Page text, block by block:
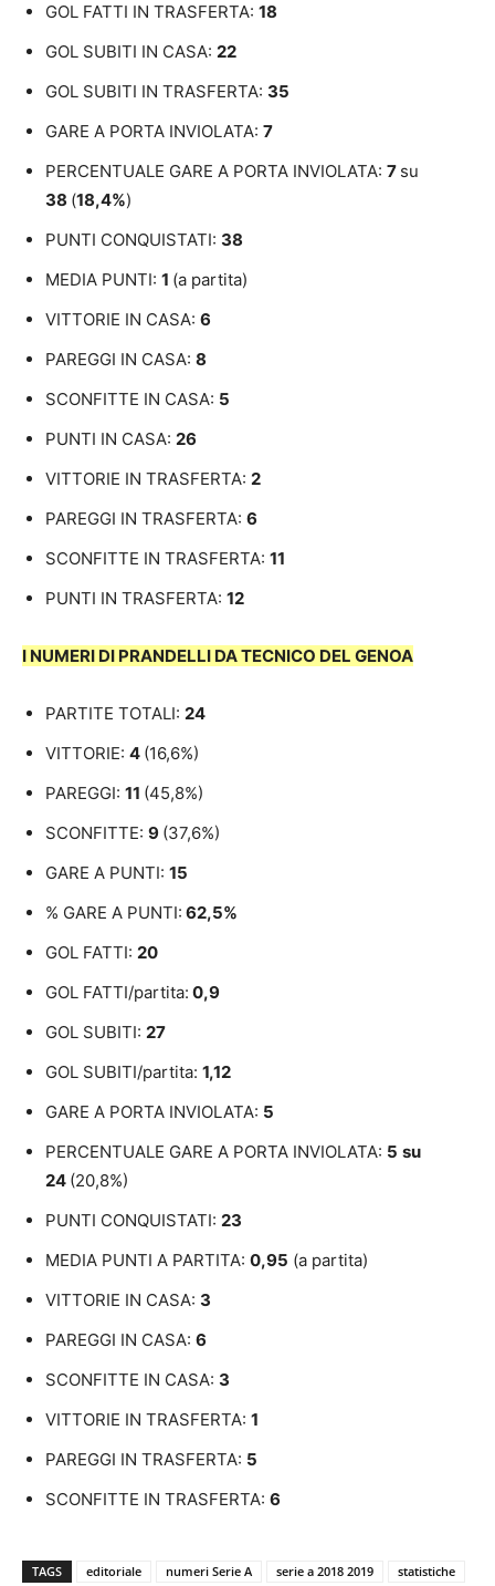
GOL FATTI IN TRASFERTA: 18
GOL SUBITI IN CASA: 22
GOL SUBITI IN TRASFERTA: 35
GARE A PORTA INVIOLATA: 7
PERCENTUALE GARE A PORTA INVIOLATA: 7 su
38 (18,4%)
PUNTI CONQUISTATI: 38
MEDIA PUNTI: 1 (a partita)
VITTORIE IN CASA: 6
PAREGGI IN CASA: 8
SCONFITTE IN CASA: 5
PUNTI IN CASA: 26
VITTORIE IN TRASFERTA: 2
PAREGGI IN TRASFERTA: 6
SCONFITTE IN TRASFERTA: 11
PUNTI IN TRASFERTA: 12
I NUMERI DI PRANDELLI DA TECNICO DEL GENOA
PARTITE TOTALI: 24
VITTORIE: 4 (16,6%)
PAREGGI: 11 (45,8%)
SCONFITTE: 9 (37,6%)
GARE A PUNTI: 15
% GARE A PUNTI: 62,5%
GOL FATTI: 20
GOL FATTI/partita: 0,9
GOL SUBITI: 27
GOL SUBITI/partita: 1,12
GARE A PORTA INVIOLATA: 5
PERCENTUALE GARE A PORTA INVIOLATA: 5 su
24 (20,8%)
PUNTI CONQUISTATI: 23
MEDIA PUNTI A PARTITA: 0,95 (a partita)
VITTORIE IN CASA: 3
PAREGGI IN CASA: 6
SCONFITTE IN CASA: 3
VITTORIE IN TRASFERTA: 1
PAREGGI IN TRASFERTA: 5
SCONFITTE IN TRASFERTA: 6
TAGS editoriale numeri Serie A serie a 2018 2019 statistiche